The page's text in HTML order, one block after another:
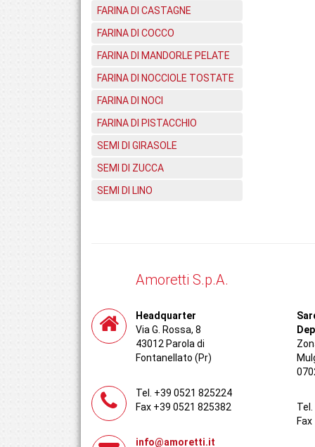
FARINA DI CASTAGNE
FARINA DI COCCO
FARINA DI MANDORLE PELATE
FARINA DI NOCCIOLE TOSTATE
FARINA DI NOCI
FARINA DI PISTACCHIO
SEMI DI GIRASOLE
SEMI DI ZUCCA
SEMI DI LINO
Amoretti S.p.A.
Headquarter
Via G. Rossa, 8
43012 Parola di
Fontanellato (Pr)
Tel. +39 0521 825224
Fax +39 0521 825382
info@amoretti.it